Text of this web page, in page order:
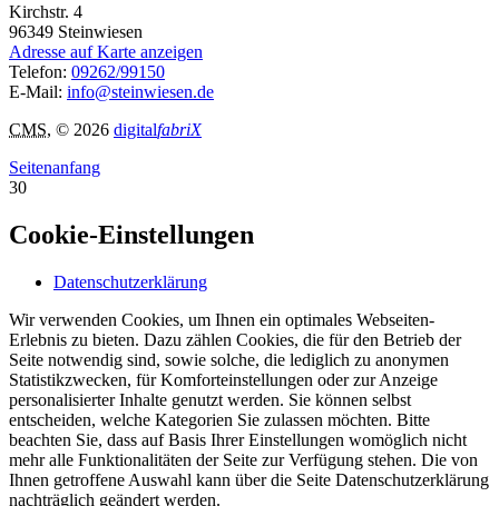
Kirchstr. 4
96349 Steinwiesen
Adresse auf Karte anzeigen
Telefon: 09262/99150
E-Mail: info@steinwiesen.de
CMS, © 2026 digitalfabriX
Seitenanfang
30
Cookie-Einstellungen
Datenschutzerklärung
Wir verwenden Cookies, um Ihnen ein optimales Webseiten-
Erlebnis zu bieten. Dazu zählen Cookies, die für den Betrieb der
Seite notwendig sind, sowie solche, die lediglich zu anonymen
Statistikzwecken, für Komforteinstellungen oder zur Anzeige
personalisierter Inhalte genutzt werden. Sie können selbst
entscheiden, welche Kategorien Sie zulassen möchten. Bitte
beachten Sie, dass auf Basis Ihrer Einstellungen womöglich nicht
mehr alle Funktionalitäten der Seite zur Verfügung stehen. Die von
Ihnen getroffene Auswahl kann über die Seite Datenschutzerklärung
nachträglich geändert werden.